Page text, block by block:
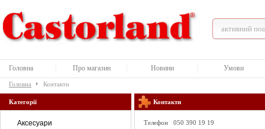
Головна Про магазин Новини Умови
Головна Контакти
Категорії
Аксесуари
Контакти
Телефон 050 390 19 19